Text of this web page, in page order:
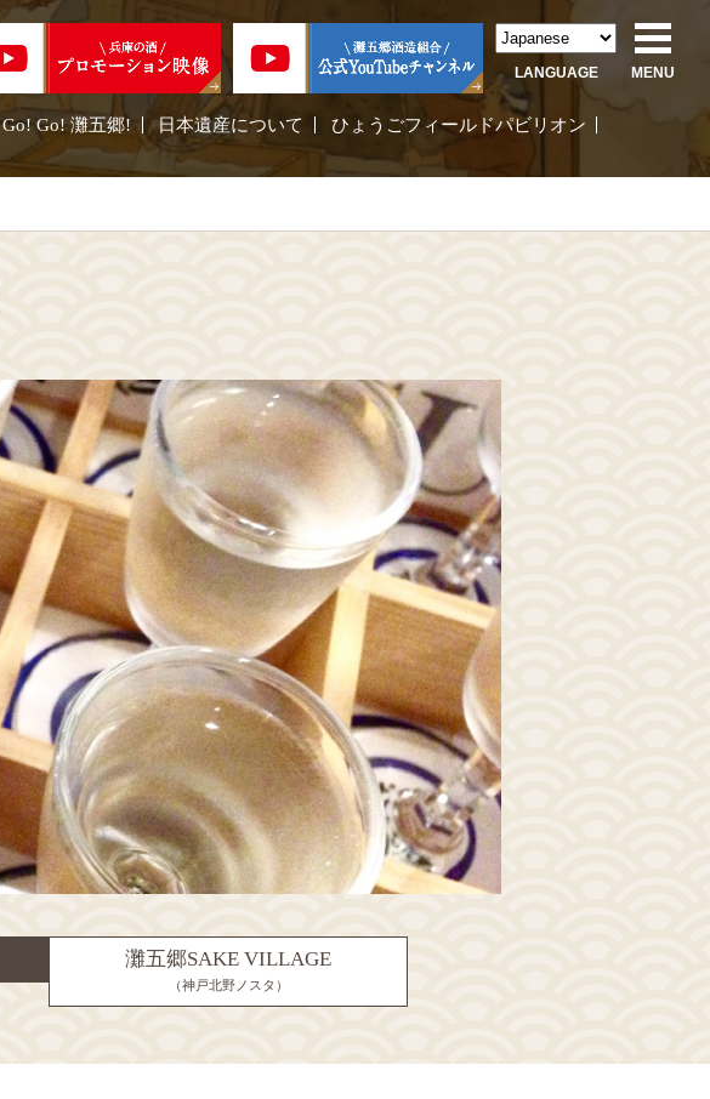
Go! Go! 灘五郷! 日本遺産について
ひょうごフィールドパビリオン
LANGUAGE MENU
灘五郷SAKE VILLAGE
（神戸北野ノスタ）